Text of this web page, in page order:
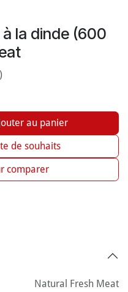
la dinde (600
au panier
comparer
de souhaits
Natural Fresh Meat